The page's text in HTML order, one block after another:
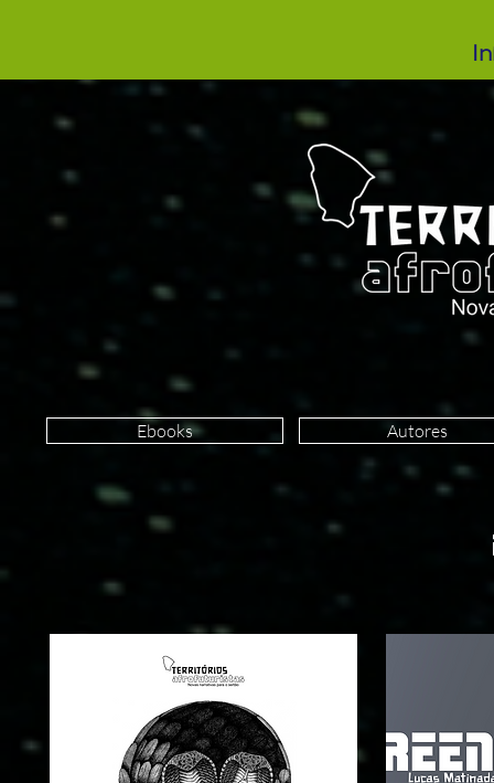
Ebooks Autores